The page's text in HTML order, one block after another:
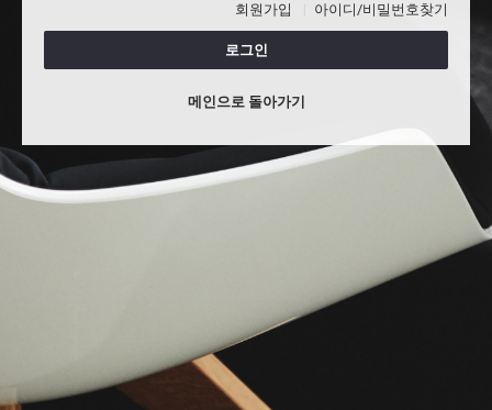
회원가입 아이디/비밀번호찾기
로그인
메인으로 돌아가기